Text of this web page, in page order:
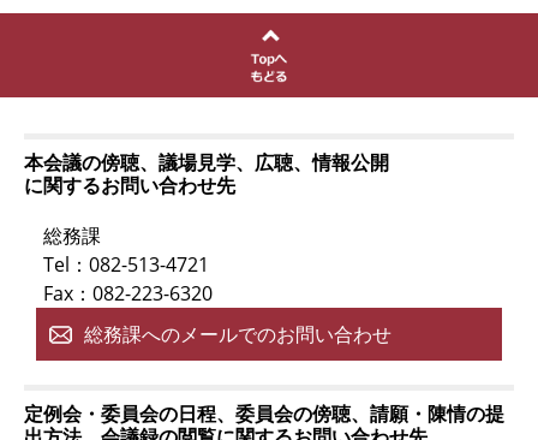
本会議の傍聴、議場見学、広聴、情報公開
に関するお問い合わせ先
総務課
Tel：082-513-4721
Fax：082-223-6320
総務課へのメールでのお問い合わせ
定例会・委員会の日程、委員会の傍聴、請願・陳情の提